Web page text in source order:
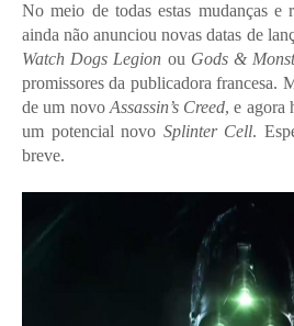
No meio de todas estas mudanças e
ainda não anunciou novas datas de
Watch Dogs Legion ou Gods &
promissores da publicadora francesa.
de um novo Assassin’s Creed, e agora
um potencial novo Splinter Cell.
breve.